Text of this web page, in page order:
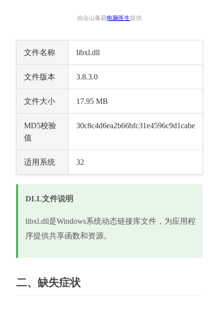
由金山毒霸电脑医生提供
文件名称 libxl.dll
文件版本 3.8.3.0
文件大小 17.95 MB
MD5校验
值
30c8c4d6ea2b66bfc31e4596c9d1cabe
适用系统 32
DLL文件说明
libxl.dll是Windows系统动态链接库文件，为应用程
序提供共享函数和资源。
二、缺失症状